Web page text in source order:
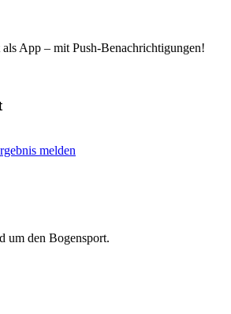
App – mit Push-Benachrichtigungen!
melden
um den Bogensport.